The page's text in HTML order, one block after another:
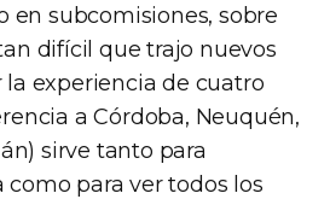
en subcomisiones, sobre
difícil que trajo nuevos
la experiencia de cuatro
a Córdoba, Neuquén,
sirve tanto para
para ver todos los